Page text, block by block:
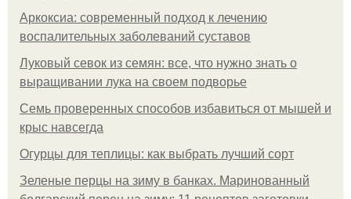
Аркоксиа: современный подход к лечению
воспалительных заболеваний суставов
Луковый севок из семян: все, что нужно знать о
выращивании лука на своем подворье
Семь проверенных способов избавиться от мышей и
крыс навсегда
Огурцы для теплицы: как выбрать лучший сорт
Зеленые перцы на зиму в банках. Маринованный